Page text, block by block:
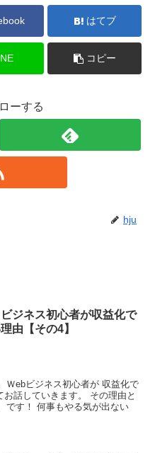
はてブ
コピー
ーする
hju
ジネス初心者が収益化で
由【その4】
Ｗebビジネス初心者が 収益化で
話していきます。 その理由と
です！ 何事もやる気が出ない